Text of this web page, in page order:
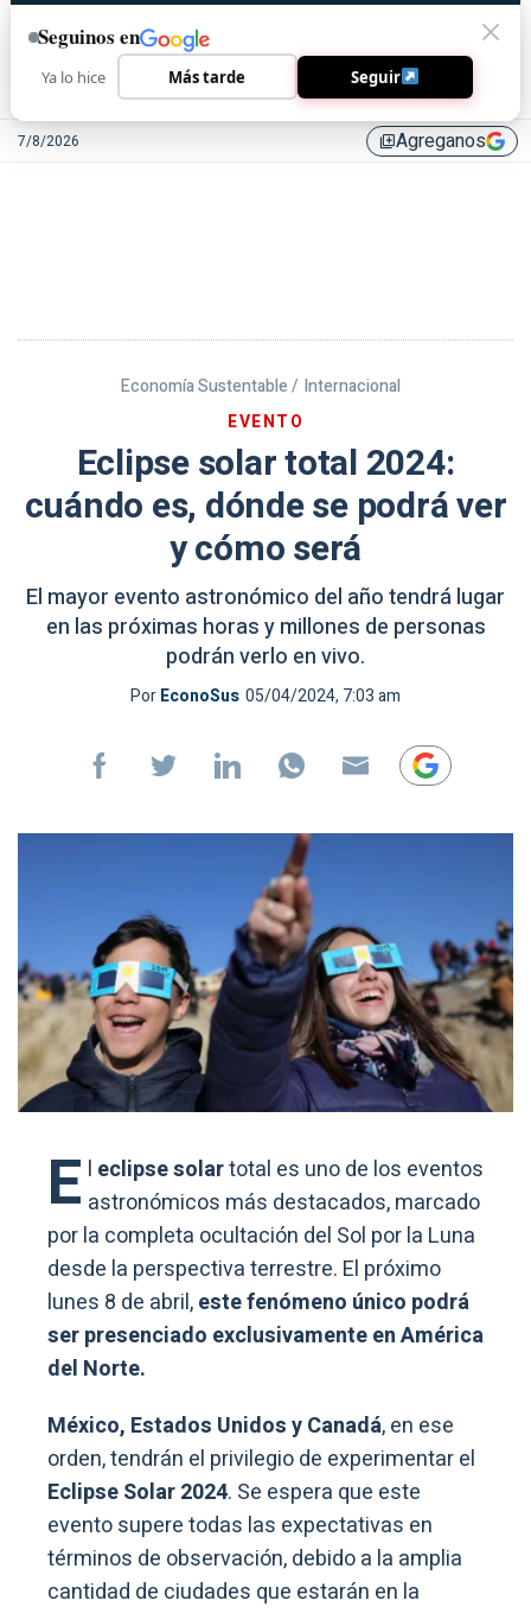
7/8/2026 library_addAgreganos
Economía Sustentable / Internacional
EVENTO
Eclipse solar total 2024:
cuándo es, dónde se podrá ver
y cómo será
El mayor evento astronómico del año tendrá lugar
en las próximas horas y millones de personas
podrán verlo en vivo.
PorEconoSus 05/04/2024, 7:03 am
E l eclipse solartotal es uno de los eventos
astronómicos más destacados, marcado
por la completa ocultación del Sol por la Luna
desde la perspectiva terrestre. El próximo
lunes 8 de abril,este fenómeno único podrá
ser presenciado exclusivamente en América
del Norte.
México, Estados Unidos y Canadá, en ese
orden, tendrán el privilegio de experimentar el
Eclipse Solar 2024. Se espera que este
evento supere todas las expectativas en
términos de observación, debido a la amplia
cantidad de ciudades que estarán en la
Seguinos en
Ya lo hice Más tarde Seguir